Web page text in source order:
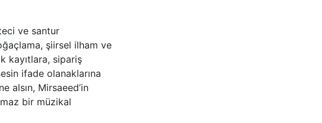
ve santur
şiirsel ilham ve
kayıtlara, sipariş
ifade olanaklarına
alsın, Mirsaeed’in
bir müzikal